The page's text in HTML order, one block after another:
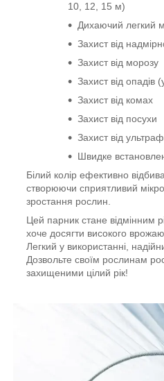
10, 12, 15 м)
Дихаючий легкий
Захист від
Захист від морозу
Захист від опадів
Захист від комах
Захист від посухи
Захист від
Швидке
Білий колір ефективно
створюючи сприятливий
зростання рослин.
Цей парник стане відмінним
хоче досягти високого
Легкий у використанні,
Дозвольте своїм рослинам
захищеними цілий рік!